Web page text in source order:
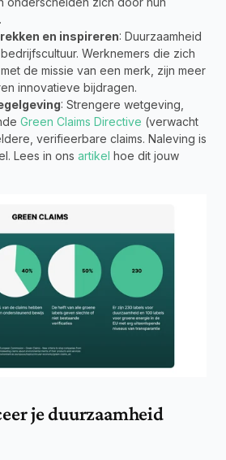
.
en inspireren: Duurzaamheid
Werknemers die zich
de missie van een merk, zijn meer
innovatieve bijdragen.
: Strengere wetgeving,
Green Claims Directive (verwacht
verifieerbare claims. Naleving is
Lees in ons artikel hoe dit jouw
je duurzaamheid